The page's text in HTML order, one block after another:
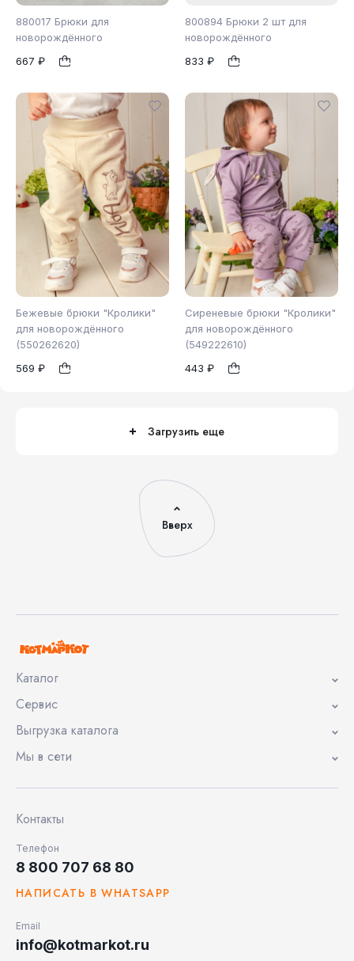
880017 Брюки для
новорождённого
667 ₽
74 80
92 98
800894 Брюки 2 шт для
новорождённого
833 ₽
62 68
80 86 92
Бежевые брюки "Кролики"
для новорождённого
(550262620)
569 ₽
1
Сиреневые брюки "Кролики"
для новорождённого
(549222610)
443 ₽
1
Загрузить еще
Вверх
Каталог
Сервис
Выгрузка каталога
Мы в сети
Контакты
Телефон
8 800 707 68 80
НАПИСАТЬ В WHATSAPP
Email
info@kotmarkot.ru